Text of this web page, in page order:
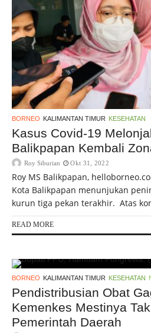
BORNEO KALIMANTAN TIMUR KESEHATAN
Kasus Covid-19
Balikpapan Kembali
Roy Siburian Okt 31, 2022
Roy MS Balikpapan,
Kota Balikpapan menunjukan
kurun tiga pekan terakhir. Atas
READ MORE
BORNEO KALIMANTAN TIMUR KESEHATAN
Pendistribusian Obat
Kemenkes Mestinya
Pemerintah Daerah